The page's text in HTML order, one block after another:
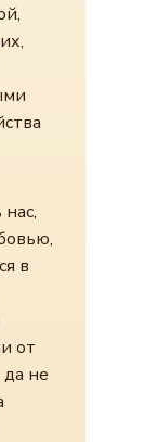
в
от
не